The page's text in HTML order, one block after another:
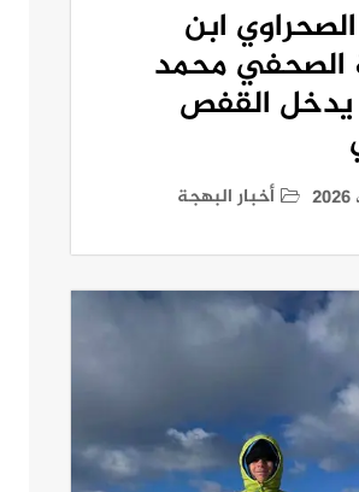
ابن
محمد
القفص
أخبار البهجة